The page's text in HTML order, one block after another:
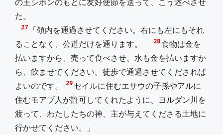
の王シホンのもとに友好使節を送って、こう述べさせ
た。
27
「領内を通過させてください。右にも左にもそれ
ることなく、公道だけを通ります。
28食物は金を
払いますから、売って食べさせ、水も金を払いますか
ら、飲ませてください。徒歩で通過させてくだされば
よいのです。
29 セイルに住むエサウの子孫やアルに
住むモアブ人が許可してくれたように、ヨルダン川を
渡って、わたしたちの神、主が与えてくださる土地に
行かせてください。」